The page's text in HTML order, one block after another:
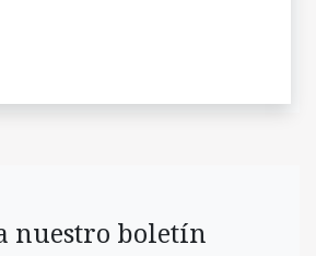
nuestro boletín